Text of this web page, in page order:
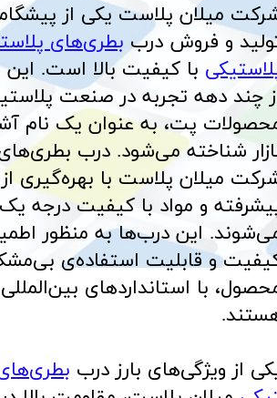
میلان پلاست یکی از
و فروش درب بطری‌های
با کیفیت بالا است.
چند دهه تجربه در صنعت
پت، به عنوان یک نام
شناخته می‌شود. درب
میلان پلاست با بهره‌گیری
و مواد با کیفیت درجه
این درب‌ها به منظور
و قابلیت استفاده‌ی
با استانداردهای بین‌المللی
از ویژگی‌های بارز درب